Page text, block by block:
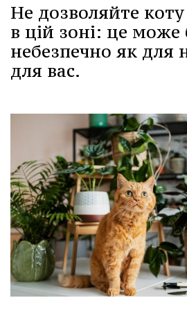
Не дозволяйте
в цій зоні: це може
небезпечно як для
для вас.